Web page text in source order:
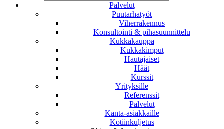
Palvelut
Puutarhatyöt
Viherrakennus
Konsultointi & pihasuunnittelu
Kukkakauppa
Kukkakimput
Hautajaiset
Häät
Kurssit
Yrityksille
Referenssit
Palvelut
Kanta-asiakkaille
Kotiinkuljetus